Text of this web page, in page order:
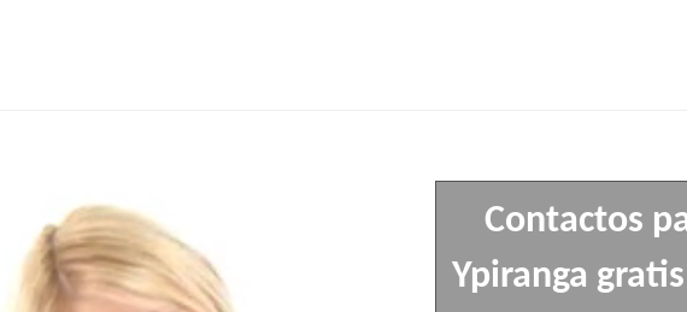
Contactos
Ypiranga